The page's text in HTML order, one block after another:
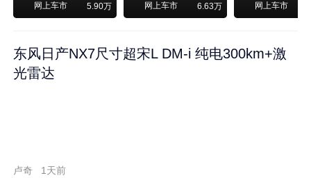
网上车市 5.90万 网上车市 6.63万 网上车市
东风日产NX7尺寸超宋L DM-i 纯电300km+激
光雷达
卢奇 1天前